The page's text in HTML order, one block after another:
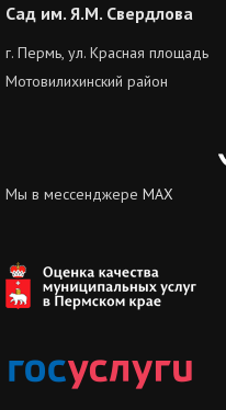
Сад им. Я.М. Свердлова
г. Пермь, ул. Красная площадь
Мотовилихинский район
Мы в мессенджере MAX